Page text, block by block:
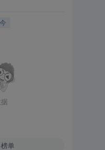
单